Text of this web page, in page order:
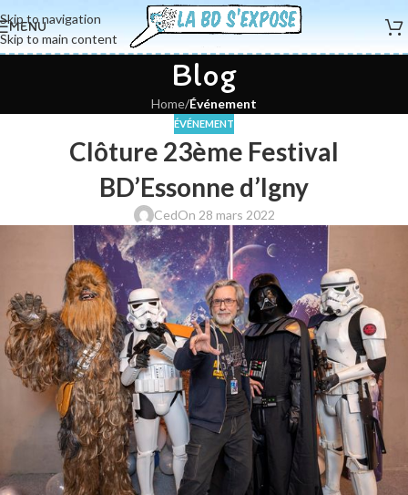
Skip to navigation
Skip to main content
MENU
Blog
Home/Événement
ÉVÉNEMENT
Clôture 23ème Festival
BD’Essonne d’Igny
CedOn 28 mars 2022